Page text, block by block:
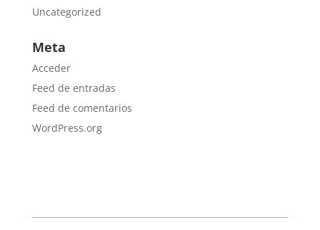
Uncategorized
Meta
Acceder
Feed de entradas
Feed de comentarios
WordPress.org